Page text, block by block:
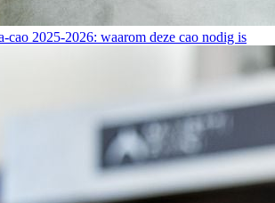
cao 2025-2026: waarom deze cao nodig is